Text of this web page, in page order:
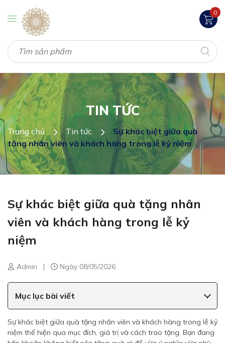
0
TIN TỨC
Trang chủ Tin tức
Sự khác biệt giữa quà
tặng nhân viên và khách hàng trong lễ kỷ niệm
Sự khác biệt giữa quà tặng nhân
viên và khách hàng trong lễ kỷ
niệm
Admin | Ngày 08/05/2026
Mục lục bài viết
Sự khác biệt giữa quà tặng nhân viên và khách hàng trong lễ kỷ
niệm thể hiện qua mục đích, giá trị và cách trao tặng. Bạn đang